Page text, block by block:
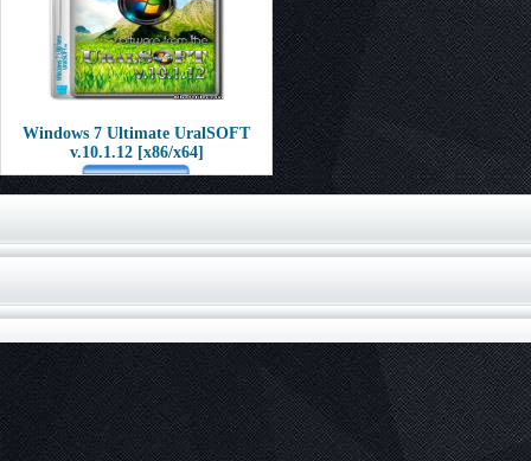
Windows 7 Ultimate UralSOFT
v.10.1.12 [x86/x64]